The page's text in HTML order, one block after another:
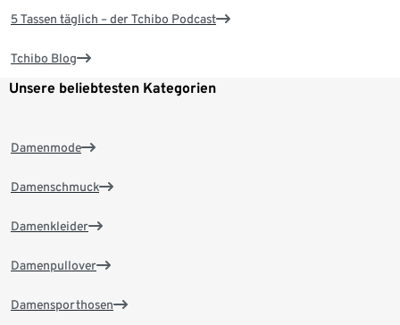
5 Tassen täglich – der Tchibo Podcast
Tchibo Blog
Unsere beliebtesten Kategorien
Damenmode
Damenschmuck
Damenkleider
Damenpullover
Damensporthosen